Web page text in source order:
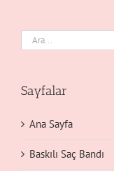
Ara:
Sayfalar
Ana Sayfa
Baskılı Saç Bandı